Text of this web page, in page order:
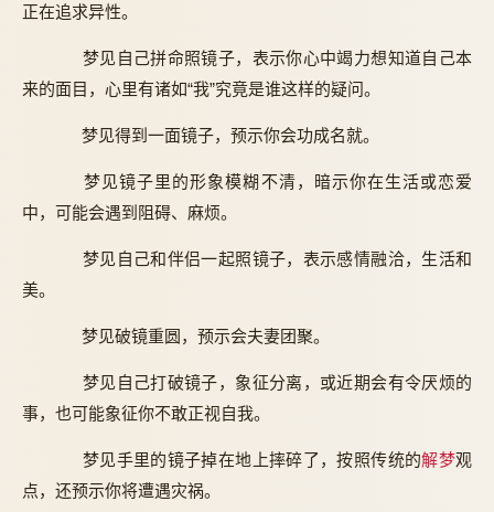
正在追求异性。
梦见自己拼命照镜子，表示你心中竭力想知道自己本
来的面目，心里有诸如“我”究竟是谁这样的疑问。
梦见得到一面镜子，预示你会功成名就。
梦见镜子里的形象模糊不清，暗示你在生活或恋爱
中，可能会遇到阻碍、麻烦。
梦见自己和伴侣一起照镜子，表示感情融洽，生活和
美。
梦见破镜重圆，预示会夫妻团聚。
梦见自己打破镜子，象征分离，或近期会有令厌烦的
事，也可能象征你不敢正视自我。
梦见手里的镜子掉在地上摔碎了，按照传统的解梦观
点，还预示你将遭遇灾祸。